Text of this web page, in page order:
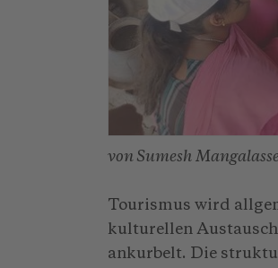
von Sumesh
Tourismus wird
kulturellen
ankurbelt. Die